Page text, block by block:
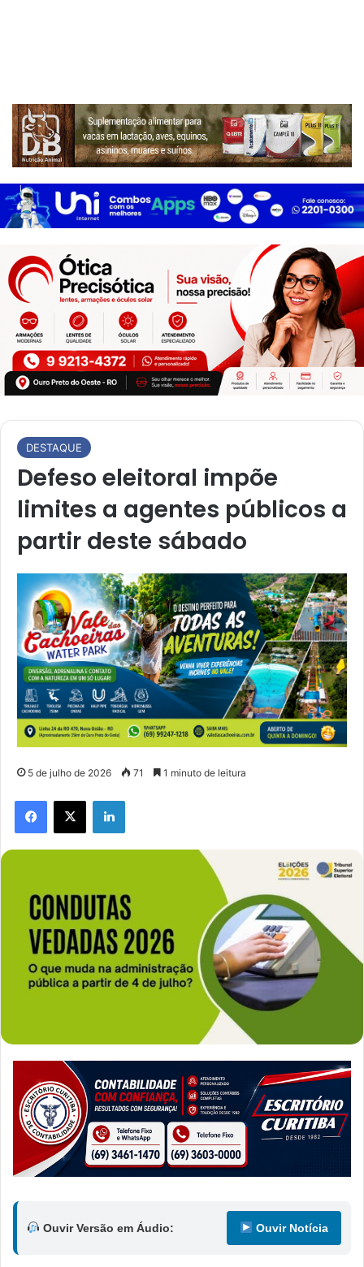
DESTAQUE
Defeso eleitoral impõe
limites a agentes públicos a
partir deste sábado
5 de julho de 2026 71 1 minuto de leitura
Facebook
X Linkedin
Ouvir Versão em Áudio: Ouvir Notícia